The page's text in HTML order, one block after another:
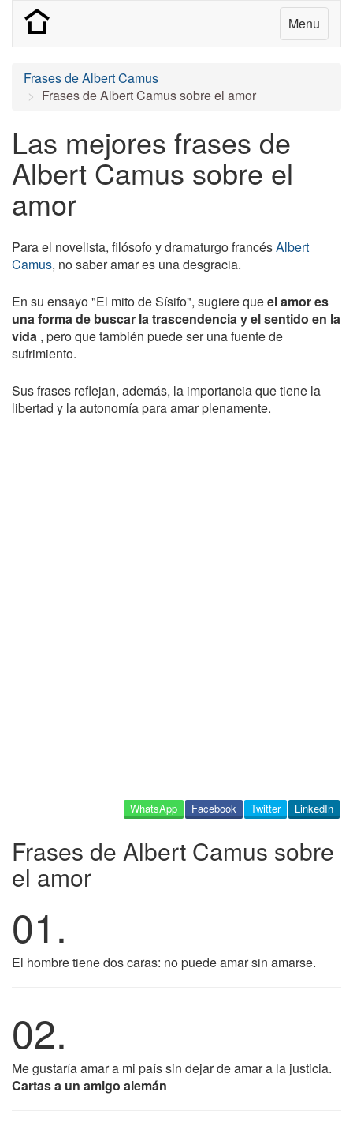
Menu
Frases de Albert Camus
Frases de Albert Camus sobre el amor
Las mejores frases de
Albert Camus sobre el
amor
Para el novelista, filósofo y dramaturgo francésAlbert
Camus, no saber amar es una desgracia.
En su ensayo "El mito de Sísifo", sugiere queel amor es
una forma de buscar la trascendencia y el sentido en la
vida , pero que también puede ser una fuente de
sufrimiento.
Sus frases reflejan, además, la importancia que tiene la
libertad y la autonomía para amar plenamente.
LinkedIn
Twitter
Facebook
WhatsApp
Frases de Albert Camus sobre
el amor
01.
El hombre tiene dos caras: no puede amar sin amarse.
02.
Me gustaría amar a mi país sin dejar de amar a la justicia.
Cartas a un amigo alemán